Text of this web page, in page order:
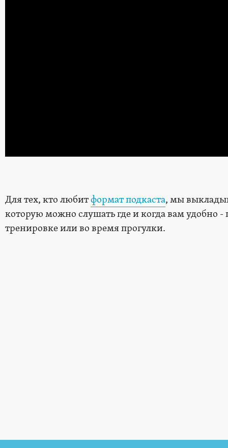
Для тех, кто любитформат подкаста, мы
которую можно слушать где и когда вам удобно -
тренировке или во время прогулки.